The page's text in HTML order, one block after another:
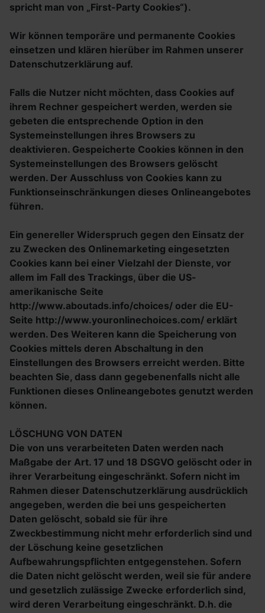
spricht man von „First-Party Cookies“).
Wir können temporäre und permanente Cookies
einsetzen und klären hierüber im Rahmen unserer
Datenschutzerklärung auf.
Falls die Nutzer nicht möchten, dass Cookies auf
ihrem Rechner gespeichert werden, werden sie
gebeten die entsprechende Option in den
Systemeinstellungen ihres Browsers zu
deaktivieren. Gespeicherte Cookies können in den
Systemeinstellungen des Browsers gelöscht
werden. Der Ausschluss von Cookies kann zu
Funktionseinschränkungen dieses Onlineangebotes
führen.
Ein genereller Widerspruch gegen den Einsatz der
zu Zwecken des Onlinemarketing eingesetzten
Cookies kann bei einer Vielzahl der Dienste, vor
allem im Fall des Trackings, über die US-
amerikanische Seite
http://www.aboutads.info/choices/ oder die EU-
Seite http://www.youronlinechoices.com/ erklärt
werden. Des Weiteren kann die Speicherung von
Cookies mittels deren Abschaltung in den
Einstellungen des Browsers erreicht werden. Bitte
beachten Sie, dass dann gegebenenfalls nicht alle
Funktionen dieses Onlineangebotes genutzt werden
können.
LÖSCHUNG VON DATEN
Die von uns verarbeiteten Daten werden nach
Maßgabe der Art. 17 und 18 DSGVO gelöscht oder in
ihrer Verarbeitung eingeschränkt. Sofern nicht im
Rahmen dieser Datenschutzerklärung ausdrücklich
angegeben, werden die bei uns gespeicherten
Daten gelöscht, sobald sie für ihre
Zweckbestimmung nicht mehr erforderlich sind und
der Löschung keine gesetzlichen
Aufbewahrungspflichten entgegenstehen. Sofern
die Daten nicht gelöscht werden, weil sie für andere
und gesetzlich zulässige Zwecke erforderlich sind,
wird deren Verarbeitung eingeschränkt. D.h. die